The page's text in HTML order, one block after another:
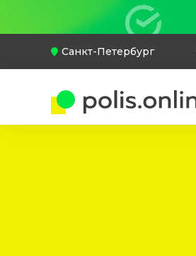
Санкт-Петербург